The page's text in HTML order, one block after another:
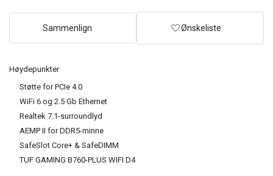
Høydepunkter
Støtte for PCIe 4.0
WiFi 6 og 2.5 Gb Ethernet
Realtek 7.1-surroundlyd
AEMP II for DDR5-minne
SafeSlot Core+ & SafeDIMM
TUF GAMING B760-PLUS WIFI D4
Sammenlign Ønskeliste